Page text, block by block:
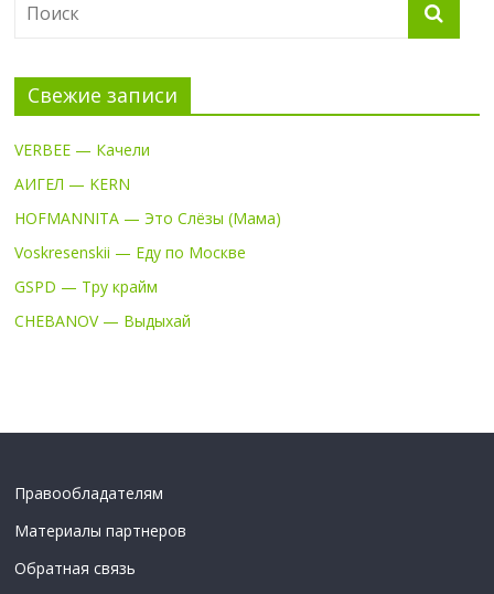
Свежие записи
VERBEE — Качели
АИГЕЛ — KERN
HOFMANNITA — Это Слёзы (Мама)
Voskresenskii — Еду по Москве
GSPD — Тру крайм
CHEBANOV — Выдыхай
Правообладателям
Материалы партнеров
Обратная связь